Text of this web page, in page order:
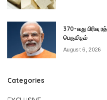
370-வது பிரிவு
பெருமிதம்
August 6, 2026
Categories